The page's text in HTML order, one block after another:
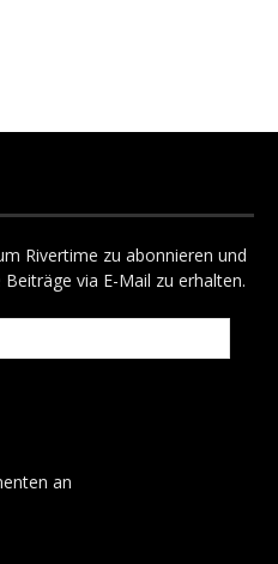
Rivertime zu abonnieren und
via E-Mail zu erhalten.
an